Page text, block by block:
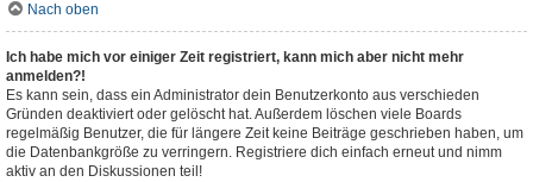
Nach oben
Ich habe mich vor einiger Zeit registriert, kann mich aber nicht mehr
anmelden?!
Es kann sein, dass ein Administrator dein Benutzerkonto aus verschieden
Gründen deaktiviert oder gelöscht hat. Außerdem löschen viele Boards
regelmäßig Benutzer, die für längere Zeit keine Beiträge geschrieben haben, um
die Datenbankgröße zu verringern. Registriere dich einfach erneut und nimm
aktiv an den Diskussionen teil!